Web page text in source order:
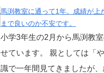
馬渕教室に通って1年。成績が上
まで良いのか不安です。
小学3年生の2月から馬渕教
せています。 親としては「
識で一年間見てきましたが